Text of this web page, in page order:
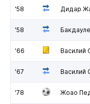
'58 Дидар
'58
'66 Василий
'67 Василий
'78 Жоао